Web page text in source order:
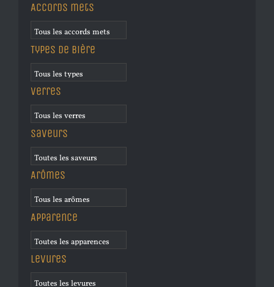
Accords mets
Types de bière
Verres
Saveurs
Arômes
Apparence
Levures